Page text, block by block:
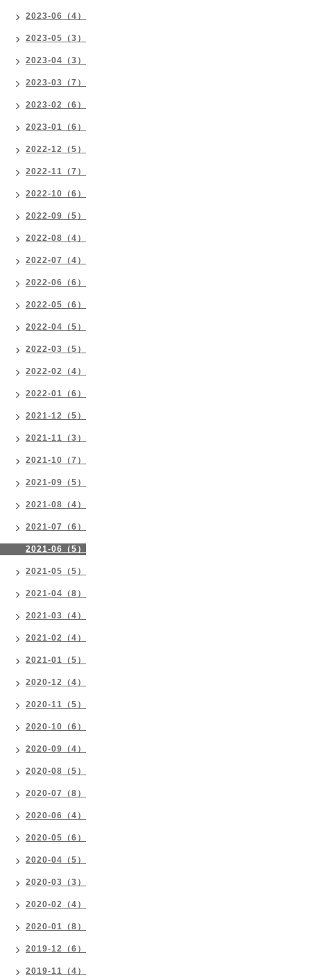
2023-06（4）
2023-05（3）
2023-04（3）
2023-03（7）
2023-02（6）
2023-01（6）
2022-12（5）
2022-11（7）
2022-10（6）
2022-09（5）
2022-08（4）
2022-07（4）
2022-06（6）
2022-05（6）
2022-04（5）
2022-03（5）
2022-02（4）
2022-01（6）
2021-12（5）
2021-11（3）
2021-10（7）
2021-09（5）
2021-08（4）
2021-07（6）
2021-06（5）
2021-05（5）
2021-04（8）
2021-03（4）
2021-02（4）
2021-01（5）
2020-12（4）
2020-11（5）
2020-10（6）
2020-09（4）
2020-08（5）
2020-07（8）
2020-06（4）
2020-05（6）
2020-04（5）
2020-03（3）
2020-02（4）
2020-01（8）
2019-12（6）
2019-11（4）